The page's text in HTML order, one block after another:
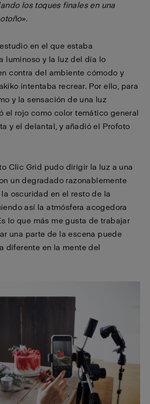
los toques finales en una
en el que estaba
luminoso y la luz del día lo
contra del ambiente cómodo y
intentaba recrear. Por ello, para
y la sensación de una luz
el rojo como color temático general
y el delantal, y añadió el Profoto
Clic Grid pudo dirigir la luz a una
un degradado razonablemente
oscuridad en el resto de la
así la atmósfera acogedora
lo que más me gusta de trabajar
una parte de la escena puede
diferente en la mente del